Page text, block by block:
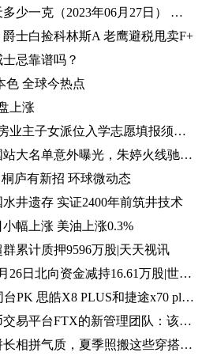
彩金群英会金币价格今天多少一克（2023年06月27日） 最新
士白捡科林斯A 老鹰避税甩卖F+
忌靠谱吗？
色 全球今热点
上涨
2023北京海淀19.1.1后购房业主子女派位入学志愿填报须知_今日热门
【播资讯】中国女排韩国站大名单意外曝光，朱婷火线驰援悬念揭晓，球迷沸腾
庐有新招 环球微动态
井遗存 实证2400年前筑井技术
小幅上涨 美油上涨0.3%
累计质押9596万股|天天视讯
运达股份（300772）：6月26日北向资金减持16.61万股|世界焦点
热文：十万级中型SUV同台PK 思皓X8 PLUS和捷途x70 plus怎么
此前宣布破产的加密货币交易平台FTX的新管理团队：该公司已经恢复了70亿美元的流动性资产 世界报道
聚焦：女人到了50岁不拼长相拼气质，夏季照搬这些穿搭，高级又耐看